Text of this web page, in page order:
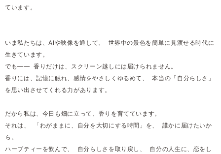
ています。
いま私たちは、AIや映像を通して、 世界中の景色を簡単に見渡せる時代に
生きています。
でも―― 香りだけは、スクリーン越しには届けられません。
香りには、記憶に触れ、感情をやさしくゆるめて、 本当の「自分らしさ」
を思い出させてくれる力があります。
だから私は、今日も畑に立って、香りを育てています。
それは、 「わがままに、自分を大切にする時間」を、 誰かに届けたいか
ら。
ハーブティーを飲んで、 自分らしさを取り戻し、 自分の人生に、恋をし